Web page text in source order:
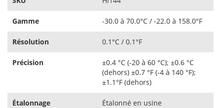
Gamme -30.0 à 70.0°C / -22.0 à 158.0°F
Résolution 0.1°C / 0.1°F
Précision
±0.4 °C (-20 à 60 °C); ±0.6 °C
(dehors) ±0.7 °F (-4 à 140 °F);
±1.1°F (dehors)
Étalonnage Étalonné en usine